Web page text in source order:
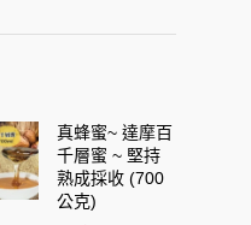
真蜂蜜~ 達摩百
千層蜜 ~ 堅持
熟成採收 (700
公克)